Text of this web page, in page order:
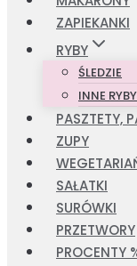
ZAPIEKANKI
RYBY
ŚLEDZIE
INNE
PASZTETY,
ZUPY
SAŁATKI
SURÓWKI
PRZETWORY
PROCENTY